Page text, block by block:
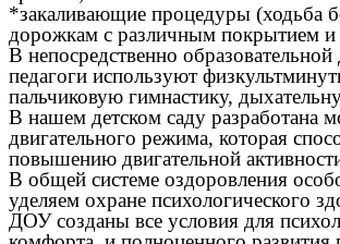
*закаливающие процедуры (ходьба
дорожкам с различным покрытием и
В непосредственно образовательной
педагоги используют
пальчиковую гимнастику,
В нашем детском саду разработана
двигательного режима, которая
повышению двигательной
В общей системе оздоровления
уделяем охране психологического
ДОУ созданы все условия для